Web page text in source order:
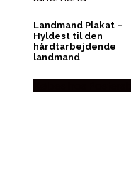
Landmand Plakat –
Hyldest til den
hårdtarbejdende
landmand